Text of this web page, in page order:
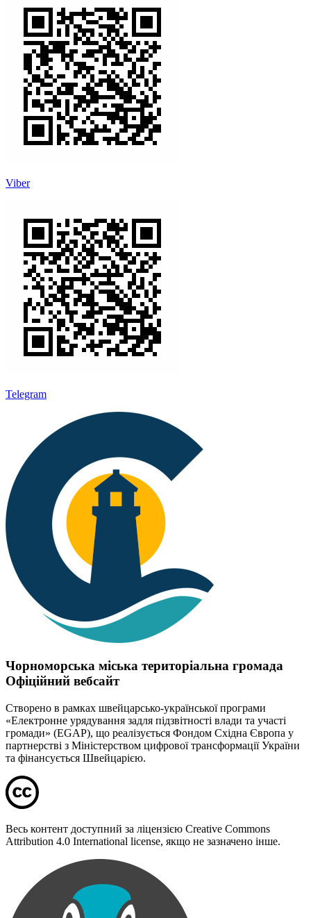
Viber
Telegram
Чорноморська міська територіальна громада
Офіційний вебсайт
Створено в рамках швейцарсько-української програми
«Електронне урядування задля підзвітності влади та участі
громади» (EGAP), що реалізується Фондом Східна Європа у
партнерстві з Міністерством цифрової трансформації України
та фінансується Швейцарією.
Весь контент доступний за ліцензією Creative Commons
Attribution 4.0 International license, якщо не зазначено інше.